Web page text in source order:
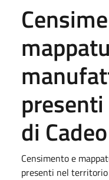
di Cadeo
Censimento e
presenti nel territorio